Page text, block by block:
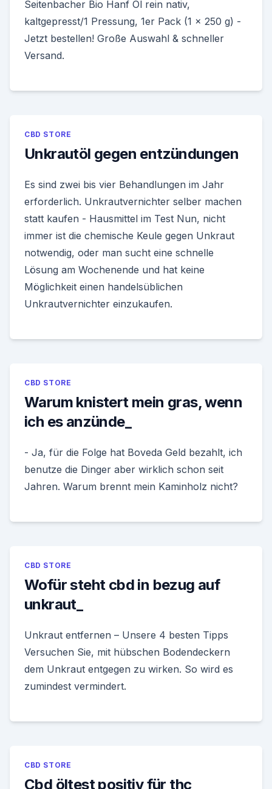
Seitenbacher Bio Hanf Öl rein nativ,
kaltgepresst/1 Pressung, 1er Pack (1 x 250 g) -
Jetzt bestellen! Große Auswahl & schneller
Versand.
CBD STORE
Unkrautöl gegen entzündungen
Es sind zwei bis vier Behandlungen im Jahr
erforderlich. Unkrautvernichter selber machen
statt kaufen - Hausmittel im Test Nun, nicht
immer ist die chemische Keule gegen Unkraut
notwendig, oder man sucht eine schnelle
Lösung am Wochenende und hat keine
Möglichkeit einen handelsüblichen
Unkrautvernichter einzukaufen.
CBD STORE
Warum knistert mein gras, wenn
ich es anzünde_
- Ja, für die Folge hat Boveda Geld bezahlt, ich
benutze die Dinger aber wirklich schon seit
Jahren. Warum brennt mein Kaminholz nicht?
CBD STORE
Wofür steht cbd in bezug auf
unkraut_
Unkraut entfernen – Unsere 4 besten Tipps
Versuchen Sie, mit hübschen Bodendeckern
dem Unkraut entgegen zu wirken. So wird es
zumindest vermindert.
CBD STORE
Cbd öltest positiv für thc